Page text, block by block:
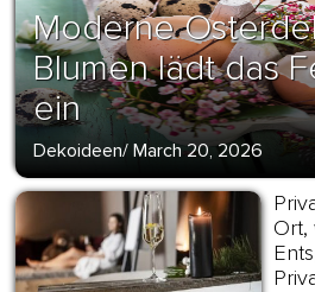
Moderne
Blumen lädt das
ein
Dekoideen/ March 20, 2026
Ort,